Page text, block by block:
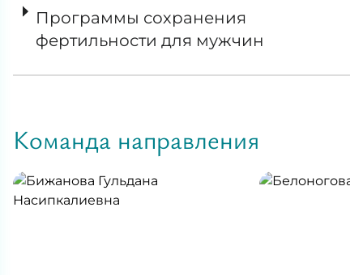
Программы сохранения
фертильности для мужчин
Команда направления